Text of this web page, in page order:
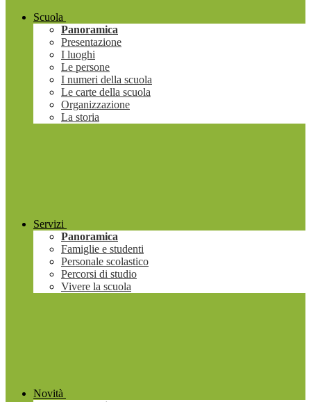
Scuola
Panoramica
Presentazione
I luoghi
Le persone
I numeri della scuola
Le carte della scuola
Organizzazione
La storia
Servizi
Panoramica
Famiglie e studenti
Personale scolastico
Percorsi di studio
Vivere la scuola
Novità